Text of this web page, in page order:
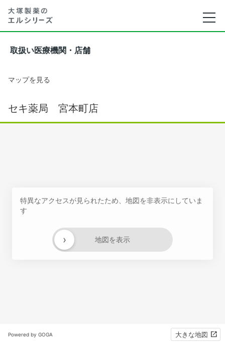
取扱い医療機関・店舗
マップを見る
セキ薬局 宮本町店
特異なアクセスが見られたため、地図を非表示にしていま
す
地図を表示
›
Powered by GOGA 大きな地図